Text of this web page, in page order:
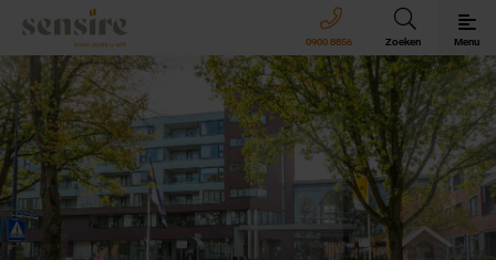
Sensire logo
0900 8856 Zoeken Menu
Sensire bij u thuis
Revalideren met Sensire
Wonen en zorg met Sensire